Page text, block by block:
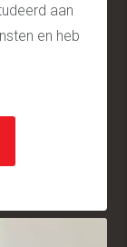
aan
en heb